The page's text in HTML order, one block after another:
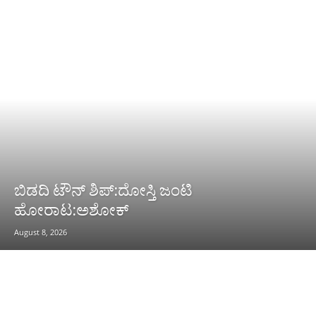
ಬಿಡದಿ ಟೌನ್ ಶಿಪ್:ದೋಸ್ತಿ ಜಂಟಿ
ಹೋರಾಟ:ಅಶೋಕ್
August 8, 2026